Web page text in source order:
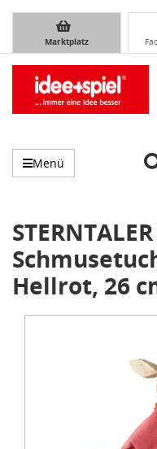
Marktplatz
Menü
Hellrot, 26